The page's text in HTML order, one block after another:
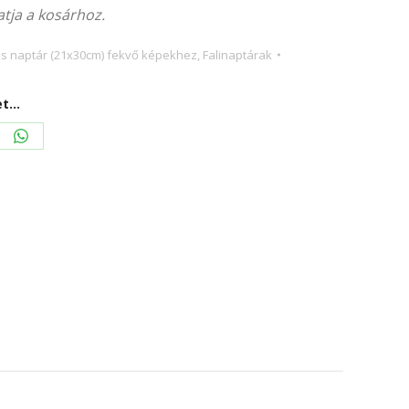
a kosárhoz.
naptár (21x30cm) fekvő képekhez, Falinaptárak
Share